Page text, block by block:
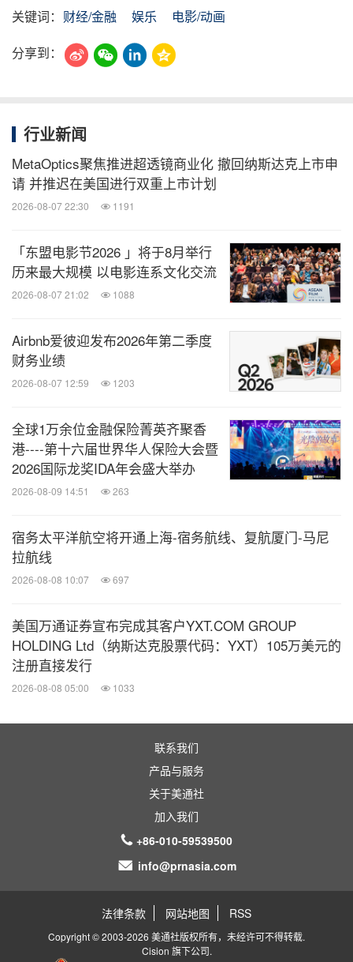
关键词： 财经/金融 娱乐
电影/动画
分享到：
行业新闻
MetaOptics聚焦推进超透镜商业化 撤回纳斯达克上市申
请 并推迟在美国进行双重上市计划
2026-08-07 22:30 1191
「东盟电影节2026 」将于8月举行
历来最大规模 以电影连系文化交流
2026-08-07 21:02 1088
Airbnb爱彼迎发布2026年第二季度
财务业绩
2026-08-07 12:59 1203
全球1万余位金融保险菁英齐聚香
港----第十六届世界华人保险大会暨
2026国际龙奖IDA年会盛大举办
2026-08-09 14:51 263
宿务太平洋航空将开通上海-宿务航线、复航厦门-马尼
拉航线
2026-08-08 10:07 697
美国万通证券宣布完成其客户YXT.COM GROUP
HOLDING Ltd（纳斯达克股票代码：YXT）105万美元的
注册直接发行
2026-08-08 05:00 1033
联系我们
产品与服务
关于美通社
加入我们
+86-010-59539500
info@prnasia.com
法律条款 网站地图 RSS
Copyright © 2003-2026 美通社版权所有，未经许可不得转载.
Cision 旗下公司.